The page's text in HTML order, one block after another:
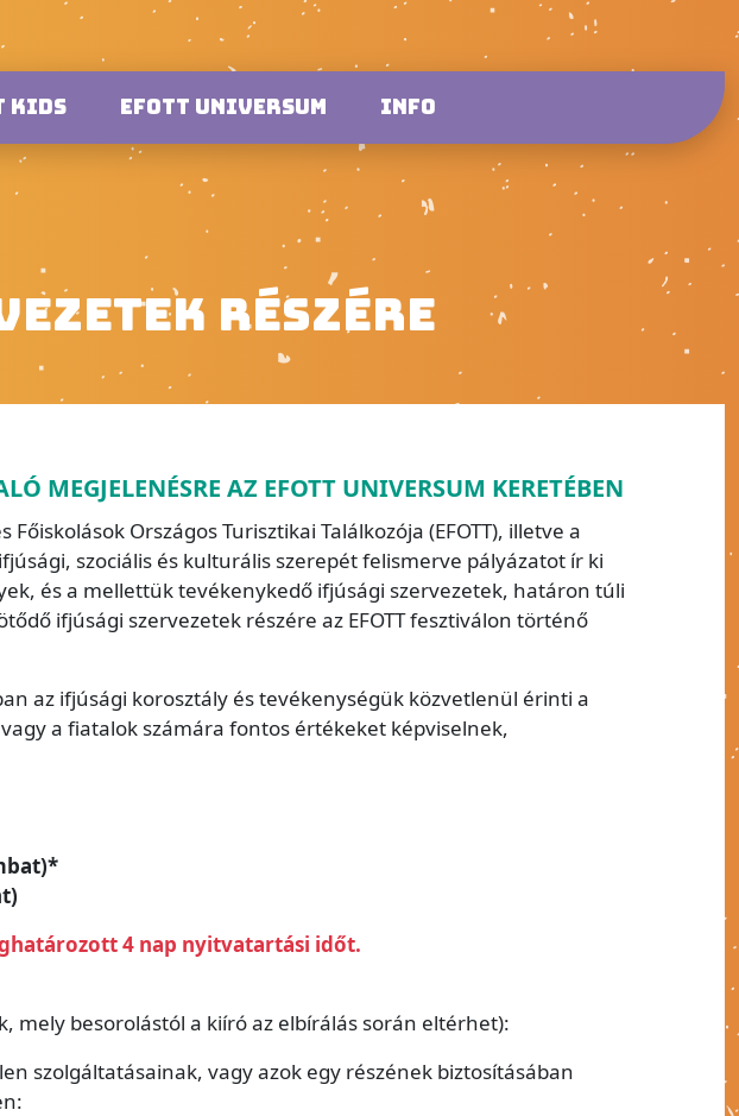
KIDS EFOTT UNIVERSUM INFO
RÉSZÉRE
MEGJELENÉSRE AZ EFOTT UNIVERSUM KERETÉBEN
Országos Turisztikai Találkozója (EFOTT), illetve a
szociális és kulturális szerepét felismerve pályázatot ír ki
és a mellettük tevékenykedő ifjúsági szervezetek, határon túli
ifjúsági szervezetek részére az EFOTT fesztiválon történő
az ifjúsági korosztály és tevékenységük közvetlenül érinti a
a fiatalok számára fontos értékeket képviselnek,
4 nap nyitvatartási időt.
mely besorolástól a kiíró az elbírálás során eltérhet):
szolgáltatásainak, vagy azok egy részének biztosításában